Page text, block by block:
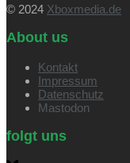
© 2024 Xboxmedia.de
About us
Kontakt
Impressum
Datenschutz
Mastodon
folgt uns